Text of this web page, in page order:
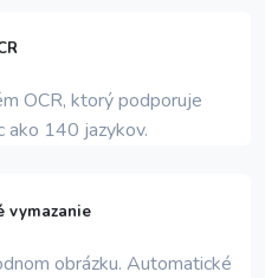
OCR, ktorý podporuje
ako 140 jazykov.
vymazanie
obrázku. Automatické